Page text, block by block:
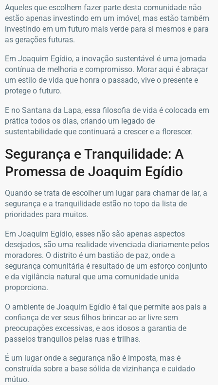
Aqueles que escolhem fazer parte desta comunidade não
estão apenas investindo em um imóvel, mas estão também
investindo em um futuro mais verde para si mesmos e para
as gerações futuras.
Em Joaquim Egídio, a inovação sustentável é uma jornada
contínua de melhoria e compromisso. Morar aqui é abraçar
um estilo de vida que honra o passado, vive o presente e
protege o futuro.
E no Santana da Lapa, essa filosofia de vida é colocada em
prática todos os dias, criando um legado de
sustentabilidade que continuará a crescer e a florescer.
Segurança e Tranquilidade: A
Promessa de Joaquim Egídio
Quando se trata de escolher um lugar para chamar de lar, a
segurança e a tranquilidade estão no topo da lista de
prioridades para muitos.
Em Joaquim Egídio, esses não são apenas aspectos
desejados, são uma realidade vivenciada diariamente pelos
moradores. O distrito é um bastião de paz, onde a
segurança comunitária é resultado de um esforço conjunto
e da vigilância natural que uma comunidade unida
proporciona.
O ambiente de Joaquim Egídio é tal que permite aos pais a
confiança de ver seus filhos brincar ao ar livre sem
preocupações excessivas, e aos idosos a garantia de
passeios tranquilos pelas ruas e trilhas.
É um lugar onde a segurança não é imposta, mas é
construída sobre a base sólida de vizinhança e cuidado
mútuo.